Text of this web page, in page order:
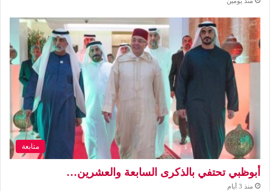
متابعة
أبوظبي تحتفي بالذكرى السابعة والعشرين…
منذ 3 أيام